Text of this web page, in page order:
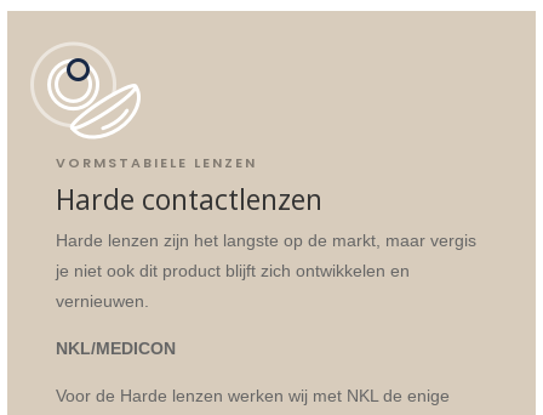
VORMSTABIELE LENZEN
Harde contactlenzen
Harde lenzen zijn het langste op de markt, maar vergis
je niet ook dit product blijft zich ontwikkelen en
vernieuwen.
NKL/MEDICON
Voor de Harde lenzen werken wij met NKL de enige